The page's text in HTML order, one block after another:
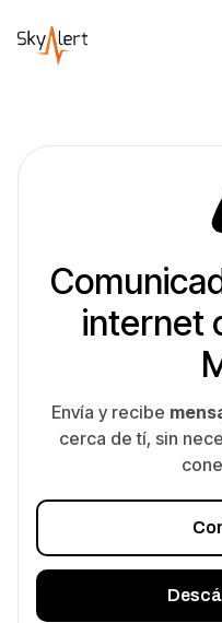
internet
Envía y recibe
cerca de tí, sin